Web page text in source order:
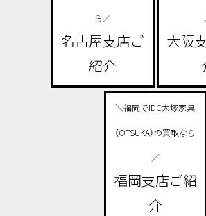
ら／
名古屋支店ご
紹介
大阪
＼福岡でIDC大塚家具
（OTSUKA）の買取なら
／
福岡支店ご紹
介